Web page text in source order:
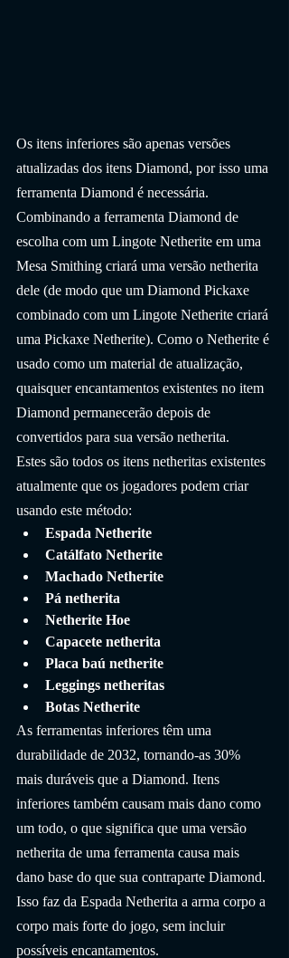
Os itens inferiores são apenas versões
atualizadas dos itens Diamond, por isso uma
ferramenta Diamond é necessária.
Combinando a ferramenta Diamond de
escolha com um Lingote Netherite em uma
Mesa Smithing criará uma versão netherita
dele (de modo que um Diamond Pickaxe
combinado com um Lingote Netherite criará
uma Pickaxe Netherite). Como o Netherite é
usado como um material de atualização,
quaisquer encantamentos existentes no item
Diamond permanecerão depois de
convertidos para sua versão netherita.
Estes são todos os itens netheritas existentes
atualmente que os jogadores podem criar
usando este método:
Espada Netherite
Catálfato Netherite
Machado Netherite
Pá netherita
Netherite Hoe
Capacete netherita
Placa baú netherite
Leggings netheritas
Botas Netherite
As ferramentas inferiores têm uma
durabilidade de 2032, tornando-as 30%
mais duráveis que a Diamond. Itens
inferiores também causam mais dano como
um todo, o que significa que uma versão
netherita de uma ferramenta causa mais
dano base do que sua contraparte Diamond.
Isso faz da Espada Netherita a arma corpo a
corpo mais forte do jogo, sem incluir
possíveis encantamentos.